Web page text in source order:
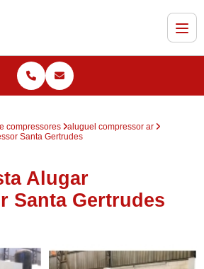
compressores
aluguel compressor ar
Santa Gertrudes
Alugar
Santa Gertrudes